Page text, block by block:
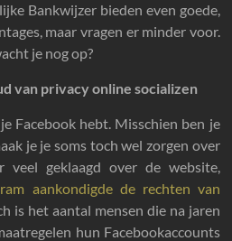
Bankwijzer bieden even goede,
maar vragen er minder voor.
je nog op?
van privacy online socializen
Facebook hebt. Misschien ben je
je je soms toch wel zorgen over
geklaagd over de website,
aankondigde de rechten van
is het aantal mensen die na jaren
hun Facebookaccounts